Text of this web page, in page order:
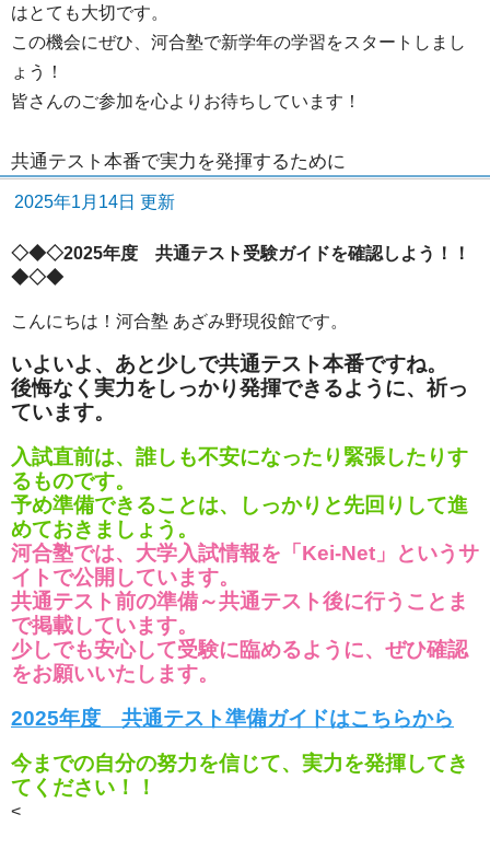
はとても大切です。
この機会にぜひ、河合塾で新学年の学習をスタートしまし
ょう！
皆さんのご参加を心よりお待ちしています！
共通テスト本番で実力を発揮するために
2025年1月14日 更新
◇◆◇2025年度 共通テスト受験ガイドを確認しよう！！
◆◇◆
こんにちは！河合塾 あざみ野現役館です。
いよいよ、あと少しで共通テスト本番ですね。
後悔なく実力をしっかり発揮できるように、祈っ
ています。
入試直前は、誰しも不安になったり緊張したりす
るものです。
予め準備できることは、しっかりと先回りして進
めておきましょう。
河合塾では、大学入試情報を「Kei-Net」というサ
イトで公開しています。
共通テスト前の準備～共通テスト後に行うことま
で掲載しています。
少しでも安心して受験に臨めるように、ぜひ確認
をお願いいたします。
2025年度 共通テスト準備ガイドはこちらから
今までの自分の努力を信じて、実力を発揮してき
てください！！
<